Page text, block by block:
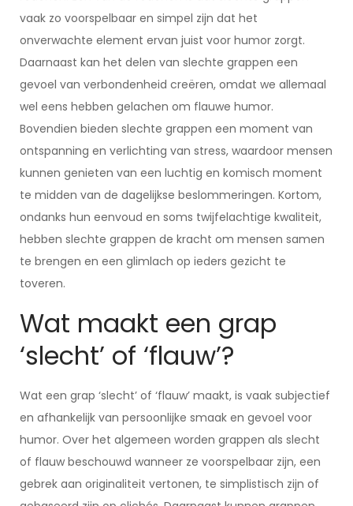
vaak zo voorspelbaar en simpel zijn dat het
onverwachte element ervan juist voor humor zorgt.
Daarnaast kan het delen van slechte grappen een
gevoel van verbondenheid creëren, omdat we allemaal
wel eens hebben gelachen om flauwe humor.
Bovendien bieden slechte grappen een moment van
ontspanning en verlichting van stress, waardoor mensen
kunnen genieten van een luchtig en komisch moment
te midden van de dagelijkse beslommeringen. Kortom,
ondanks hun eenvoud en soms twijfelachtige kwaliteit,
hebben slechte grappen de kracht om mensen samen
te brengen en een glimlach op ieders gezicht te
toveren.
Wat maakt een grap
‘slecht’ of ‘flauw’?
Wat een grap ‘slecht’ of ‘flauw’ maakt, is vaak subjectief
en afhankelijk van persoonlijke smaak en gevoel voor
humor. Over het algemeen worden grappen als slecht
of flauw beschouwd wanneer ze voorspelbaar zijn, een
gebrek aan originaliteit vertonen, te simplistisch zijn of